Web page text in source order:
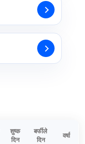
शुष्क
दिन
बर्फीले
दिन
वर्षा